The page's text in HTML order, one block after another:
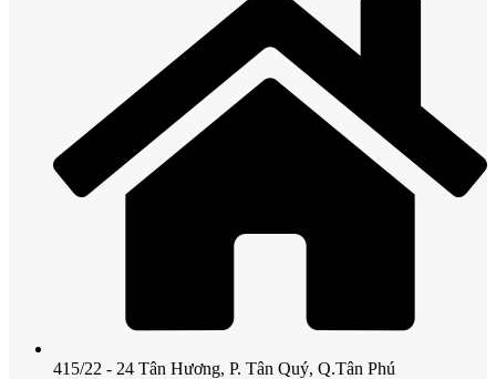
415/22 - 24 Tân Hương, P. Tân Quý, Q.Tân Phú